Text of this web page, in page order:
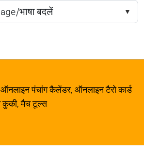
पंचांग कैलेंडर, ऑनलाइन टैरो कार्ड
कुकी, मैच टूल्स